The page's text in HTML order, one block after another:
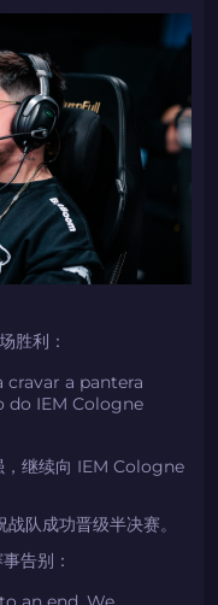
胜利：
cravar a pantera
IEM Cologne
，继续向 IEM Cologne
队成功晋级半决赛。
告别：